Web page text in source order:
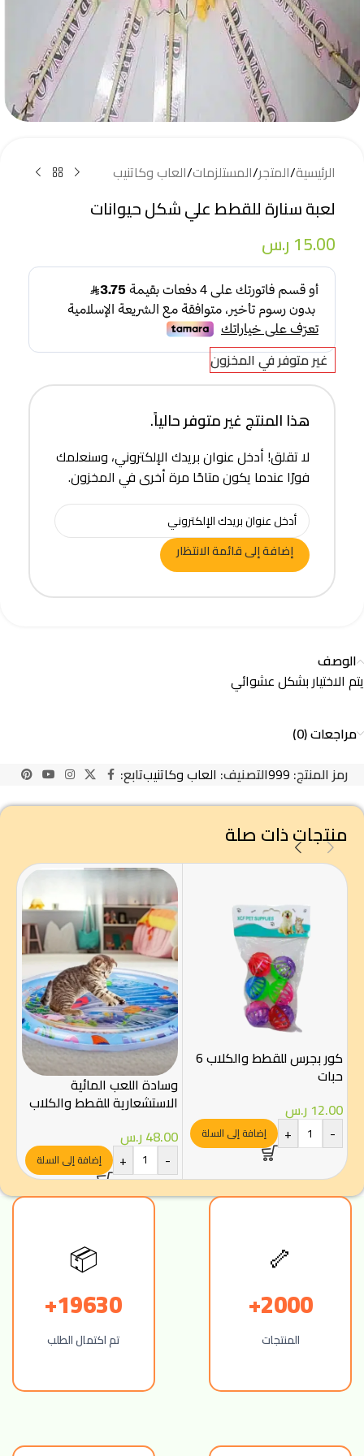
الرئيسية/المتجر/المستلزمات/العاب وكاتنيب
لعبة سنارة للقطط علي شكل حيوانات
15.00 ر.س
غير متوفر في المخزون
هذا المنتج غير متوفر حالياً.
لا تقلق! أدخل عنوان بريدك الإلكتروني، وسنعلمك
فورًا عندما يكون متاحًا مرة أخرى في المخزون.
إضافة إلى قائمة الانتظار
الوصف
يتم الاختيار بشكل عشوائي
مراجعات (0)
رمز المنتج: 999التصنيف: العاب وكاتنيبتابع:
منتجات ذات صلة
كور بجرس للقطط والكلاب 6
حبات
12.00 ر.س
-
+ إضافة إلى السلة
وسادة اللعب المائية
الاستشعارية للقطط والكلاب
48.00ر.س
-
+ إضافة إلى السلة
🦴
2000+
المنتجات
📦
19630+
تم اكتمال الطلب